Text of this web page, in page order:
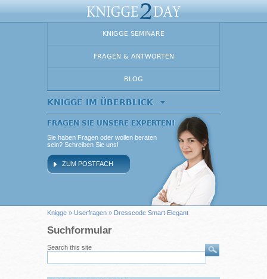
KNIGGE SEMINARE
FRAGEN & ANTWORTEN
BLOG
KNIGGE IM ÜBERBLICK
FRAGEN SIE UNSERE EXPERTEN!
Sie haben Fragen oder wollen beraten
sein? Schreiben Sie uns!
ZUM POSTFACH
Knigge » Userfragen » Dresscode Smart Elegant
Suchformular
Search this site